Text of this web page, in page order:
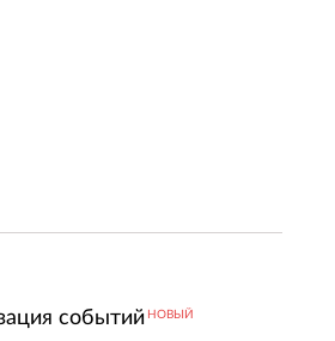
событий НОВЫЙ